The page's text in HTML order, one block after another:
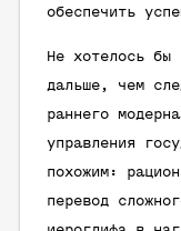
обеспечить
Не хотелось бы
дальше, чем
раннего
управления
похожим:
перевод